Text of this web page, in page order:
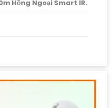
Hồng Ngoại Smart IR.